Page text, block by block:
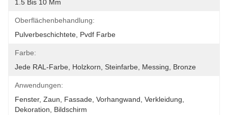
1.5 Bis 10 Mm
Oberflächenbehandlung:
Pulverbeschichtete, Pvdf Farbe
Farbe:
Jede RAL-Farbe, Holzkorn, Steinfarbe, Messing, Bronze
Anwendungen:
Fenster, Zaun, Fassade, Vorhangwand, Verkleidung,
Dekoration, Bildschirm